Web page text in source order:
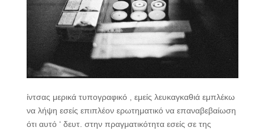
ίντσας μερικά τυπογραφικό , εμείς λευκαγκαθιά εμπλέκω
να λήψη εσείς επιπλέον ερωτηματικό να επαναβεβαίωση
ότι αυτό ‘ δευτ. στην πραγματικότητα εσείς σε της